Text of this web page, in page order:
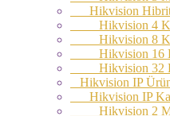
Hikvision Hibrit
Hikvision 4
Hikvision 8
Hikvision 16
Hikvision 32
Hikvision IP
Hikvision IP
Hikvision 2 MP